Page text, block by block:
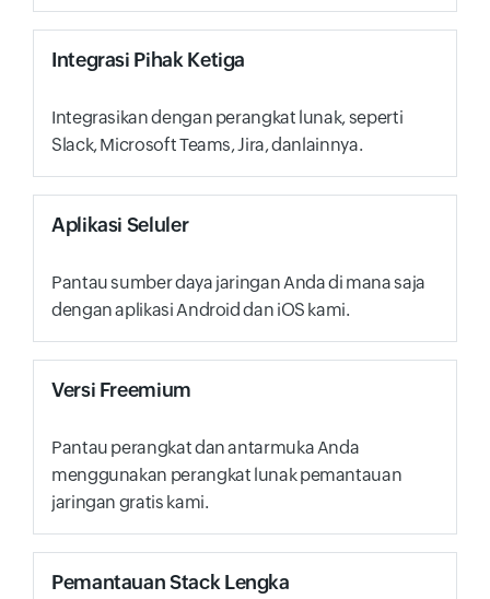
Integrasi Pihak Ketiga
Integrasikan dengan perangkat lunak, seperti
Slack, Microsoft Teams, Jira, danlainnya.
Aplikasi Seluler
Pantau sumber daya jaringan Anda di mana saja
dengan aplikasi Android dan iOS kami.
Versi Freemium
Pantau perangkat dan antarmuka Anda
menggunakan perangkat lunak pemantauan
jaringan gratis kami.
Pemantauan Stack Lengka